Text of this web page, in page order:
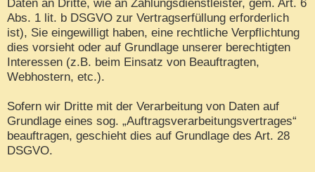
Daten an Dritte, wie an Zahlungsdienstleister, gem. Art. 6
Abs. 1 lit. b DSGVO zur Vertragserfüllung erforderlich
ist), Sie eingewilligt haben, eine rechtliche Verpflichtung
dies vorsieht oder auf Grundlage unserer berechtigten
Interessen (z.B. beim Einsatz von Beauftragten,
Webhostern, etc.).
Sofern wir Dritte mit der Verarbeitung von Daten auf
Grundlage eines sog. „Auftragsverarbeitungsvertrages“
beauftragen, geschieht dies auf Grundlage des Art. 28
DSGVO.